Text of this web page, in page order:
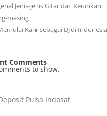
Jenis-jenis Gitar dan Keunikan
masing
Karir sebagai DJ di Indonesia
Comments
to show.
Pulsa Indosat